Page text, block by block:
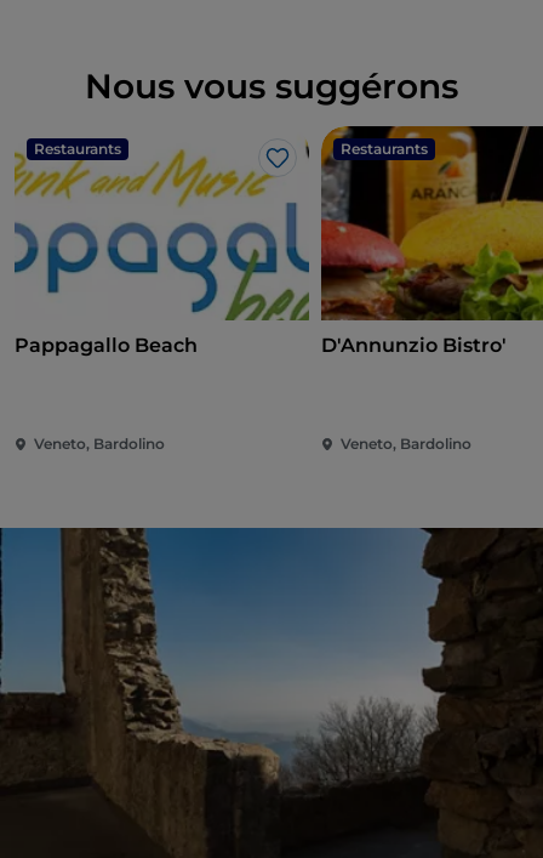
Nous vous suggérons
Restaurants
J’aime
Pappagallo Beach
Veneto, Bardolino
Restaurants
D'Annunzio Bistro'
Veneto, Bardolino